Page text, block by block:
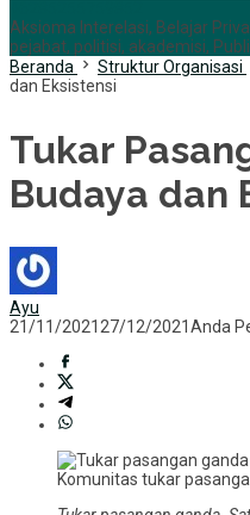
Aksioma Interelasi, Belajar
pejabat, politisi, akademisi,
Beranda
Struktur Organisasi
dan Eksistensi
Tukar
Budaya dan
Ayu
21/11/2021 27/12/2021Anda
Komunitas tukar